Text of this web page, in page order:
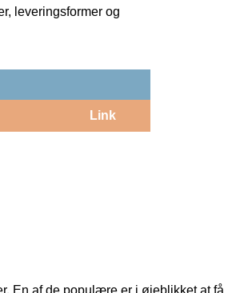
leveringsformer og
Link
En af de populære er i øjeblikket at få